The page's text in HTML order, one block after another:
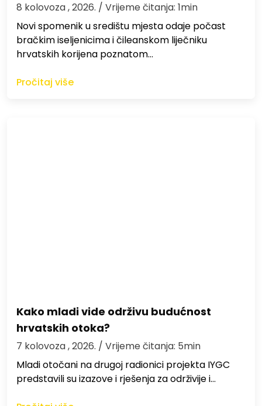
8 kolovoza , 2026. / Vrijeme čitanja: 1min
Novi spomenik u središtu mjesta odaje počast
bračkim iseljenicima i čileanskom liječniku
hrvatskih korijena poznatom…
Pročitaj više
Kako mladi vide održivu budućnost
hrvatskih otoka?
7 kolovoza , 2026. / Vrijeme čitanja: 5min
Mladi otočani na drugoj radionici projekta IYGC
predstavili su izazove i rješenja za održivije i…